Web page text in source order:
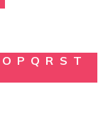
O P Q R S T